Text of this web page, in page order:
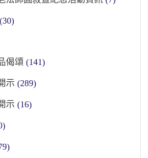
(30)
偈頌 (141)
示 (289)
示 (16)